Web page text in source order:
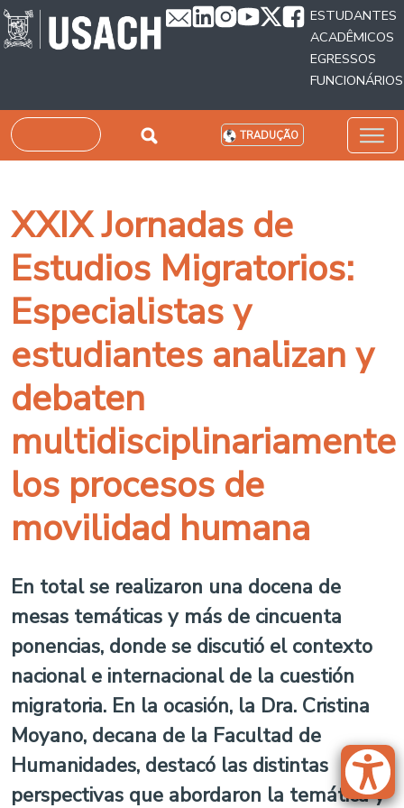
Passar para o conteúdo principal
ESTUDANTES
ACADÊMICOS
EGRESSOS
FUNCIONÁRIOS
Pesquisar TRADUÇÃO
XXIX Jornadas de
Estudios Migratorios:
Especialistas y
estudiantes analizan y
debaten
multidisciplinariamente
los procesos de
movilidad humana
En total se realizaron una docena de
mesas temáticas y más de cincuenta
ponencias, donde se discutió el contexto
nacional e internacional de la cuestión
migratoria. En la ocasión, la Dra. Cristina
Moyano, decana de la Facultad de
Humanidades, destacó las distintas
perspectivas que abordaron la temática y